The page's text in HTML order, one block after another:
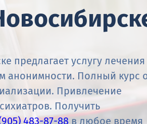
предлагает услугу лечения
анонимности. Полный курс
Привлечение
Получить
483-87-88 в любое время